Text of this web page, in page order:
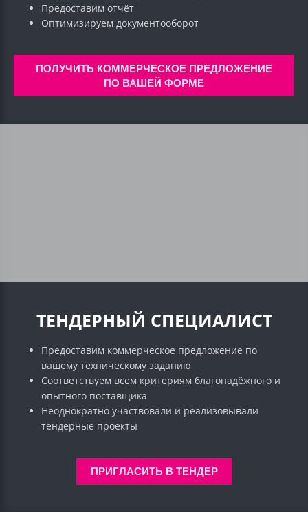
Предоставим отчёт
Оптимизируем документооборот
ПОЛУЧИТЬ КОММЕРЧЕСКОЕ ПРЕДЛОЖЕНИЕ
ПО ВАШЕЙ ФОРМЕ
ТЕНДЕРНЫЙ СПЕЦИАЛИСТ
Предоставим коммерческое предложение по
вашему техническому заданию
Соответствуем всем критериям благонадёжного и
опытного поставщика
Неоднократно участвовали и реализовывали
тендерные проекты
ПРИГЛАСИТЬ В ТЕНДЕР